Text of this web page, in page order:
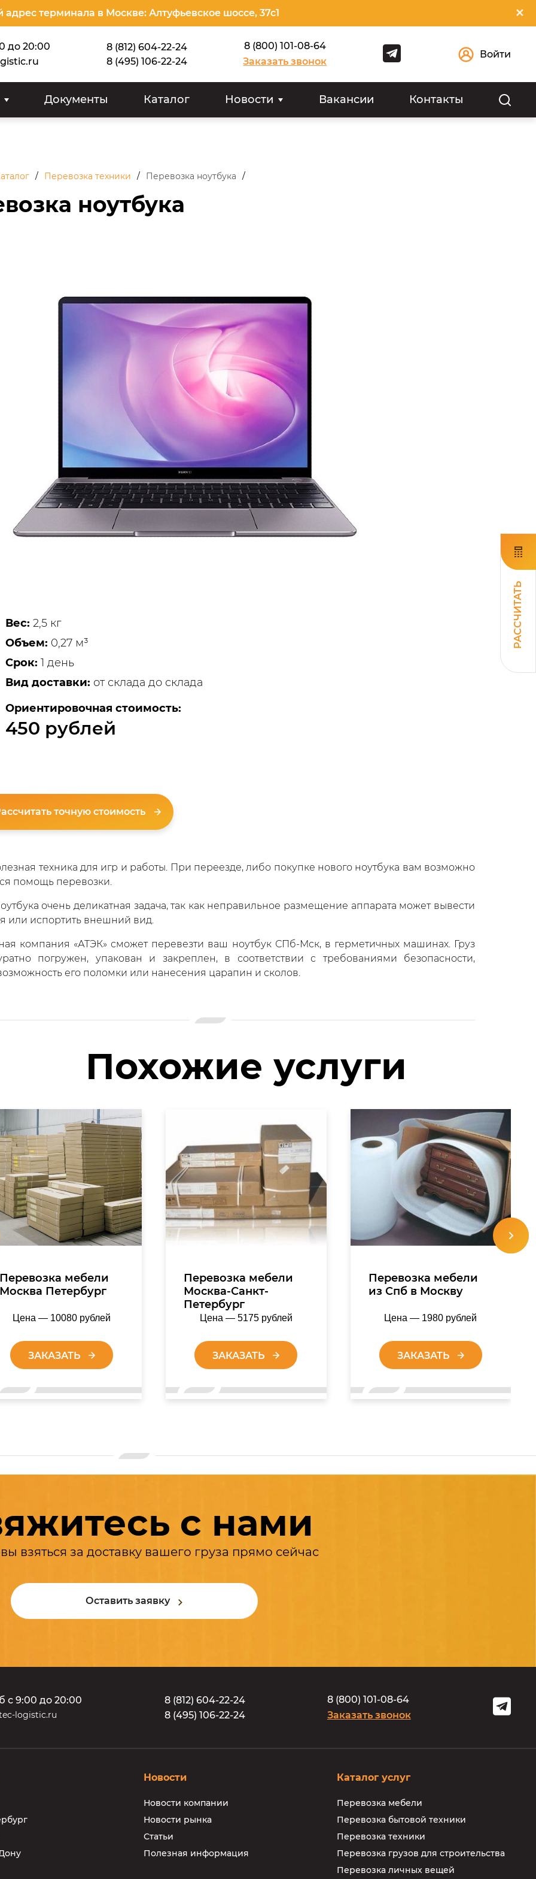
адрес терминала в Москве: Алтуфьевское шоссе, 37с1 ✕
до 20:00
8 (812) 604-22-24
8 (495) 106-22-24
8 (800) 101-08-64
Заказать звонок
Войти
Документы Каталог Новости Вакансии Контакты
РАССЧИТАТЬ
Перевозка техники Перевозка ноутбука
ноутбука
Вес: 2,5 кг
Объем: 0,27 м³
Срок: 1 день
Вид доставки: от склада до склада
Ориентировочная стоимость:
450 рублей
точную стоимость
техника для игр и работы. При переезде, либо покупке нового ноутбука вам возможно
помощь перевозки.
очень деликатная задача, так как неправильное размещение аппарата может вывести
или испортить внешний вид.
компания «АТЭК» сможет перевезти ваш ноутбук СПб-Мск, в герметичных машинах. Груз
погружен, упакован и закреплен, в соответствии с требованиями безопасности,
его поломки или нанесения царапин и сколов.
Похожие услуги
Перевозка мебели
Москва Петербург
Цена — 10080 рублей
ЗАКАЗАТЬ
Перевозка мебели
Москва-Санкт-
Петербург
Цена — 5175 рублей
ЗАКАЗАТЬ
Перевозка мебели
из Спб в Москву
Цена — 1980 рублей
ЗАКАЗАТЬ
с нами
взяться за доставку вашего груза прямо сейчас
Оставить заявку
с 9:00 до 20:00
logistic.ru
8 (812) 604-22-24
8 (495) 106-22-24
8 (800) 101-08-64
Заказать звонок
Новости
Новости компании
Новости рынка
Статьи
Полезная информация
Каталог услуг
Перевозка мебели
Перевозка бытовой техники
Перевозка техники
Перевозка грузов для строительства
Перевозка личных вещей